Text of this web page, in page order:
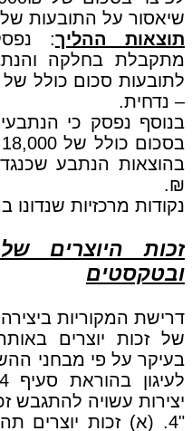
שיאסור על התובעות
תוצאות ההליך:
מתקבלת בחלקה
– נדחית.
בנוסף נפסק כי
₪.
נקודות מרכזיות שנדונו
זכות היוצרים
ובטקסטים
דרישת המקוריות
של זכות יוצרים
בעיקר על פי מבחני
יצירות עשויה להתגבש